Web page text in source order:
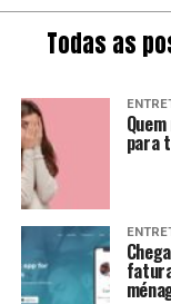
Todas as
para